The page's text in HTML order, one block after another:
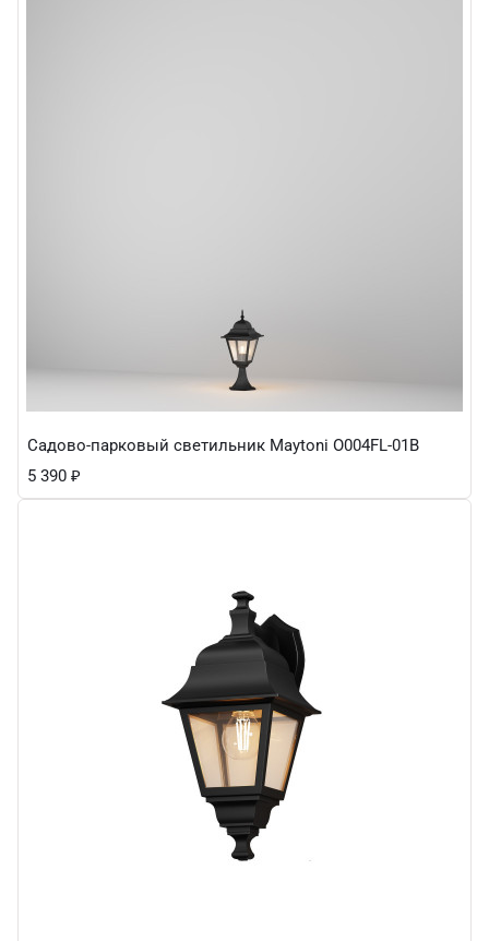
Садово-парковый светильник Maytoni O004FL-01B
5 390 ₽